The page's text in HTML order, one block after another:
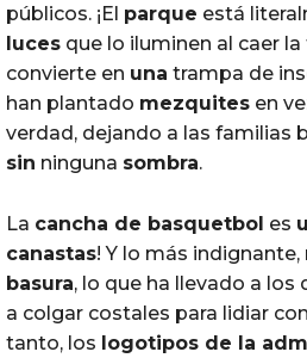
públicos. ¡El parque está
luces que lo iluminen al caer
convierte en una trampa de
han plantado mezquites en
verdad, dejando a las familias
sin ninguna sombra.
La cancha de basquetbol es
canastas! Y lo más indignante,
basura, lo que ha llevado a los
a colgar costales para lidiar
tanto, los logotipos de la